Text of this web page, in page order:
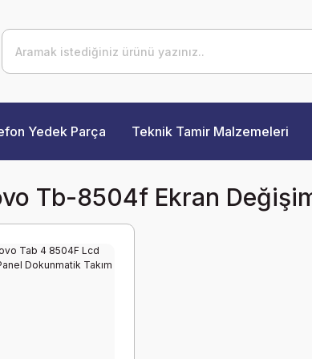
Yedek Parça Teknik Tamir Malzemeleri
Tb-8504f Ekran